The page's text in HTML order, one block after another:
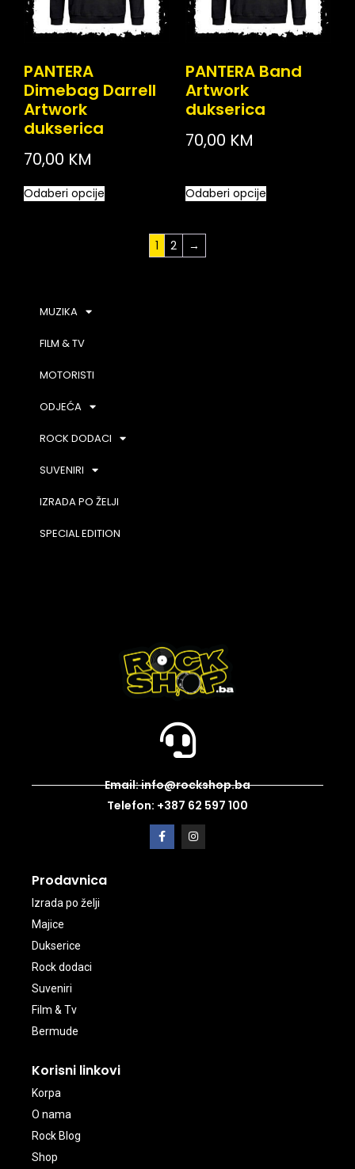
PANTERA
Dimebag Darrell
Artwork
dukserica
70,00 KM
Odaberi opcije
PANTERA Band
Artwork
dukserica
70,00 KM
Odaberi opcije
1 2 →
MUZIKA
FILM & TV
MOTORISTI
ODJEĆA
ROCK DODACI
SUVENIRI
IZRADA PO ŽELJI
SPECIAL EDITION
Email: info@rockshop.ba
Telefon: +387 62 597 100
Prodavnica
Izrada po želji
Majice
Dukserice
Rock dodaci
Suveniri
Film & Tv
Bermude
Korisni linkovi
Korpa
O nama
Rock Blog
Shop